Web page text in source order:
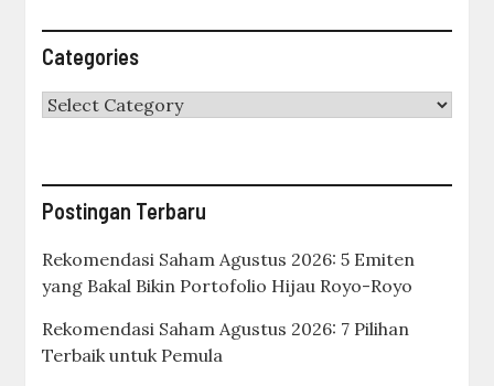
Categories
Categories
Postingan Terbaru
Rekomendasi Saham Agustus 2026: 5 Emiten
yang Bakal Bikin Portofolio Hijau Royo-Royo
Rekomendasi Saham Agustus 2026: 7 Pilihan
Terbaik untuk Pemula